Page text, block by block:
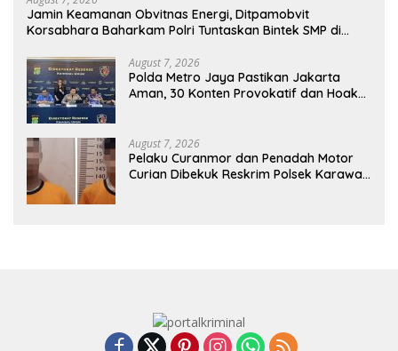
Jamin Keamanan Obvitnas Energi, Ditpamobvit
Korsabhara Baharkam Polri Tuntaskan Bintek SMP di
August 7, 2026
Polda Metro Jaya Pastikan Jakarta
Aman, 30 Konten Provokatif dan Hoaks
August 7, 2026
Pelaku Curanmor dan Penadah Motor
Curian Dibekuk Reskrim Polsek Karawaci